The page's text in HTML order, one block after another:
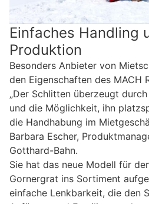
Einfaches Handling
Produktion
Besonders Anbieter von
den Eigenschaften des MACH
„Der Schlitten überzeugt
und die Möglichkeit, ihn
die Handhabung im
Barbara Escher,
Gotthard-Bahn.
Sie hat das neue Modell für
Gornergrat ins Sortiment
einfache Lenkbarkeit, die den